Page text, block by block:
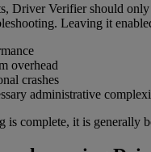
Driver Verifier should only
Leaving it
overhead
crashes
administrative
is complete, it is generally